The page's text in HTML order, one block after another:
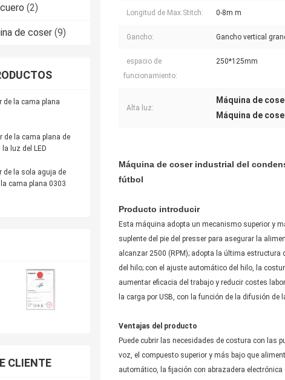
(2)
de coser (9)
de la cama plana
de la cama plana de
luz del LED
de la sola aguja de
cama plana 0303
CLIENTE
Longitud de Max.Stitch: 0-8m m
Gancho: Gancho vertical
espacio de
funcionamiento:
250*125mm
Alta luz:
Máquina de
Máquina de
Máquina de coser industrial del
fútbol
Producto introducir
Esta máquina adopta un mecanismo superior y
suplente del pie del presser para asegurar la
alcanzar 2500 (RPM); adopta la última
del hilo; con el ajuste automático del hilo, la
aumentar eficacia del trabajo y reducir costes
la carga por USB, con la función de la difusión
Ventajas del producto
Puede cubrir las necesidades de costura con las
voz, el compuesto superior y más bajo que
automático, la fijación con abrazadera